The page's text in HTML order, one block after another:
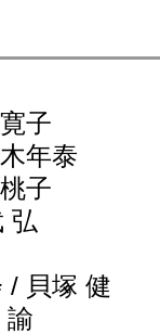
子
年泰
子
弘
/ 貝塚 健
諭